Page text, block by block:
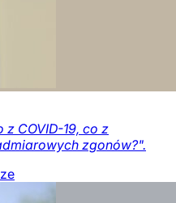
z COVID-19, co z
zgonów?".